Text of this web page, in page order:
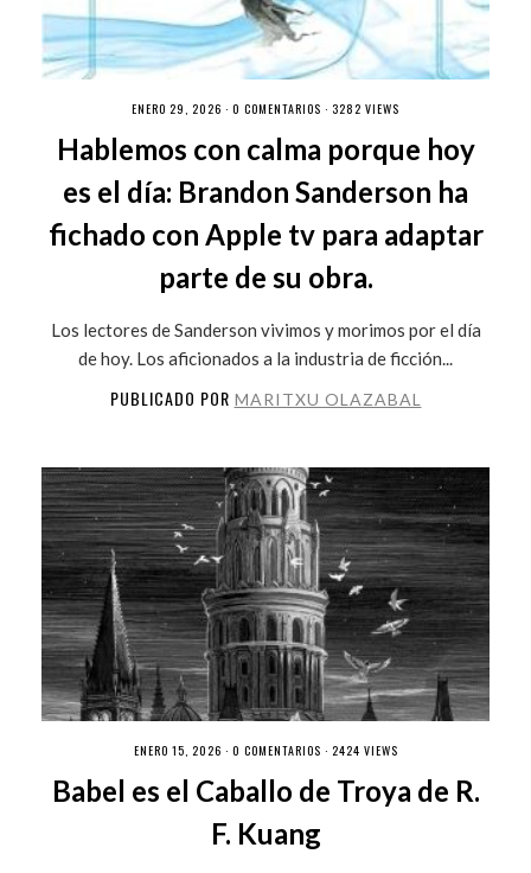
ENERO 29, 2026 · 0 COMENTARIOS · 3282 VIEWS
Hablemos con calma porque hoy
es el día: Brandon Sanderson ha
fichado con Apple tv para adaptar
parte de su obra.
Los lectores de Sanderson vivimos y morimos por el día
de hoy. Los aficionados a la industria de ficción...
PUBLICADO POR MARITXU OLAZABAL
ENERO 15, 2026 · 0 COMENTARIOS · 2424 VIEWS
Babel es el Caballo de Troya de R.
F. Kuang